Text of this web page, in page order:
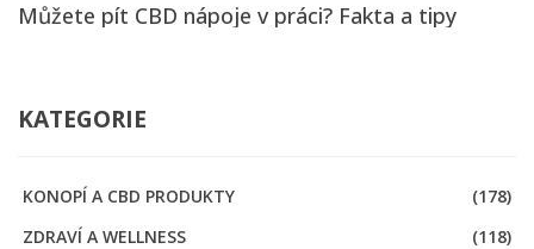
Můžete pít CBD nápoje v práci? Fakta a tipy
KATEGORIE
KONOPÍ A CBD PRODUKTY
(178)
ZDRAVÍ A WELLNESS
(118)